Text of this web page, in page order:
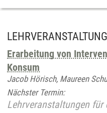
Erarbeitung von
Konsum
Jacob Hörisch, Maureen
Nächster Termin:
Lehrveranstaltungen für